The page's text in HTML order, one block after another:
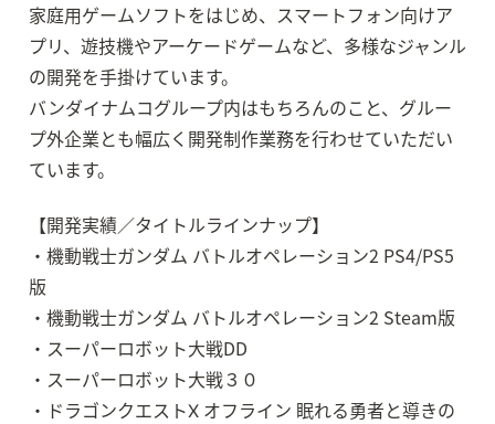
家庭用ゲームソフトをはじめ、スマートフォン向けア
プリ、遊技機やアーケードゲームなど、多様なジャンル
の開発を手掛けています。
バンダイナムコグループ内はもちろんのこと、グルー
プ外企業とも幅広く開発制作業務を行わせていただい
ています。
【開発実績／タイトルラインナップ】
・機動戦士ガンダム バトルオペレーション2 PS4/PS5
版
・機動戦士ガンダム バトルオペレーション2 Steam版
・スーパーロボット大戦DD
・スーパーロボット大戦３０
・ドラゴンクエストⅩ オフライン 眠れる勇者と導きの